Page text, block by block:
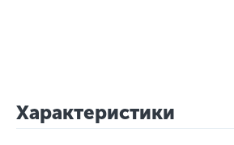
Характеристики